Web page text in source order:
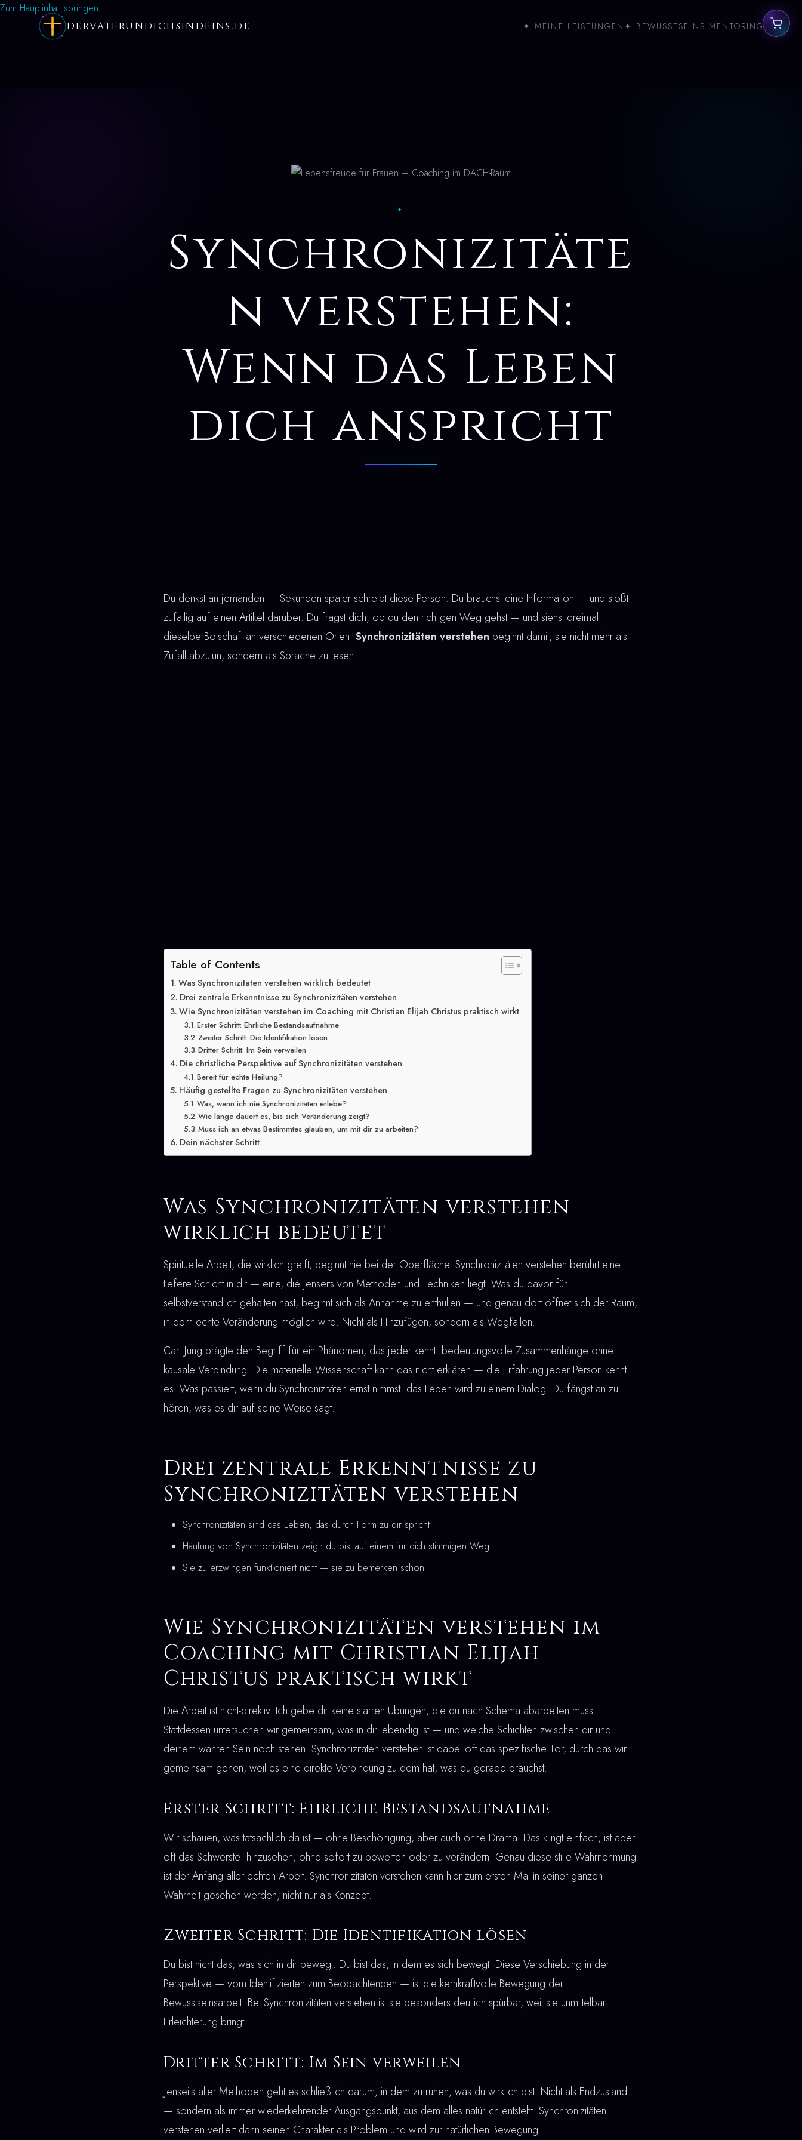
Zum Hauptinhalt springen
DERVATERUNDICHSINDEINS.DE ✦ MEINE LEISTUNGEN ✦ BEWUSSTSEINS MENTORING
✦
Synchronizitäte
n verstehen:
Wenn das Leben
dich anspricht
Du denkst an jemanden — Sekunden später schreibt diese Person. Du brauchst eine Information — und stößt
zufällig auf einen Artikel darüber. Du fragst dich, ob du den richtigen Weg gehst — und siehst dreimal
dieselbe Botschaft an verschiedenen Orten. Synchronizitäten verstehen beginnt damit, sie nicht mehr als
Zufall abzutun, sondern als Sprache zu lesen.
Table of Contents
Was Synchronizitäten verstehen wirklich bedeutet
Drei zentrale Erkenntnisse zu Synchronizitäten verstehen
Wie Synchronizitäten verstehen im Coaching mit Christian Elijah Christus praktisch wirkt
Erster Schritt: Ehrliche Bestandsaufnahme
Zweiter Schritt: Die Identifikation lösen
Dritter Schritt: Im Sein verweilen
Die christliche Perspektive auf Synchronizitäten verstehen
Bereit für echte Heilung?
Häufig gestellte Fragen zu Synchronizitäten verstehen
Was, wenn ich nie Synchronizitäten erlebe?
Wie lange dauert es, bis sich Veränderung zeigt?
Muss ich an etwas Bestimmtes glauben, um mit dir zu arbeiten?
Dein nächster Schritt
Was Synchronizitäten verstehen
wirklich bedeutet
Spirituelle Arbeit, die wirklich greift, beginnt nie bei der Oberfläche. Synchronizitäten verstehen berührt eine
tiefere Schicht in dir — eine, die jenseits von Methoden und Techniken liegt. Was du davor für
selbstverständlich gehalten hast, beginnt sich als Annahme zu enthüllen — und genau dort öffnet sich der Raum,
in dem echte Veränderung möglich wird. Nicht als Hinzufügen, sondern als Wegfallen.
Carl Jung prägte den Begriff für ein Phänomen, das jeder kennt: bedeutungsvolle Zusammenhänge ohne
kausale Verbindung. Die materielle Wissenschaft kann das nicht erklären — die Erfahrung jeder Person kennt
es. Was passiert, wenn du Synchronizitäten ernst nimmst: das Leben wird zu einem Dialog. Du fängst an zu
hören, was es dir auf seine Weise sagt.
Drei zentrale Erkenntnisse zu
Synchronizitäten verstehen
Synchronizitäten sind das Leben, das durch Form zu dir spricht
Häufung von Synchronizitäten zeigt: du bist auf einem für dich stimmigen Weg
Sie zu erzwingen funktioniert nicht — sie zu bemerken schon
Wie Synchronizitäten verstehen im
Coaching mit Christian Elijah
Christus praktisch wirkt
Die Arbeit ist nicht-direktiv. Ich gebe dir keine starren Übungen, die du nach Schema abarbeiten musst.
Stattdessen untersuchen wir gemeinsam, was in dir lebendig ist — und welche Schichten zwischen dir und
deinem wahren Sein noch stehen. Synchronizitäten verstehen ist dabei oft das spezifische Tor, durch das wir
gemeinsam gehen, weil es eine direkte Verbindung zu dem hat, was du gerade brauchst.
Erster Schritt: Ehrliche Bestandsaufnahme
Wir schauen, was tatsächlich da ist — ohne Beschönigung, aber auch ohne Drama. Das klingt einfach, ist aber
oft das Schwerste: hinzusehen, ohne sofort zu bewerten oder zu verändern. Genau diese stille Wahrnehmung
ist der Anfang aller echten Arbeit. Synchronizitäten verstehen kann hier zum ersten Mal in seiner ganzen
Wahrheit gesehen werden, nicht nur als Konzept.
Zweiter Schritt: Die Identifikation lösen
Du bist nicht das, was sich in dir bewegt. Du bist das, in dem es sich bewegt. Diese Verschiebung in der
Perspektive — vom Identifizierten zum Beobachtenden — ist die kernkraftvolle Bewegung der
Bewusstseinsarbeit. Bei Synchronizitäten verstehen ist sie besonders deutlich spürbar, weil sie unmittelbar
Erleichterung bringt.
Dritter Schritt: Im Sein verweilen
Jenseits aller Methoden geht es schließlich darum, in dem zu ruhen, was du wirklich bist. Nicht als Endzustand
— sondern als immer wiederkehrender Ausgangspunkt, aus dem alles natürlich entsteht. Synchronizitäten
verstehen verliert dann seinen Charakter als Problem und wird zur natürlichen Bewegung.